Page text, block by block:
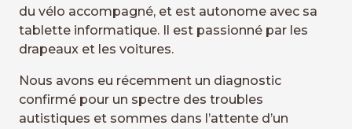
du vélo accompagné, et est autonome avec sa
tablette informatique. Il est passionné par les
drapeaux et les voitures.
Nous avons eu récemment un diagnostic
confirmé pour un spectre des troubles
autistiques et sommes dans l’attente d’un